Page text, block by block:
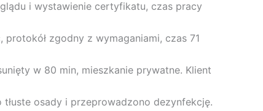
i wystawienie certyfikatu, czas pracy
zgodny z wymaganiami, czas 71
w 80 min, mieszkanie prywatne. Klient
osady i przeprowadzono dezynfekcję.